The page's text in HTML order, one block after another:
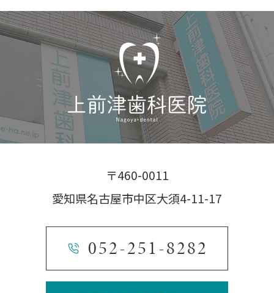
〒460-0011
愛知県名古屋市中区大須4-11-17
052-251-8282